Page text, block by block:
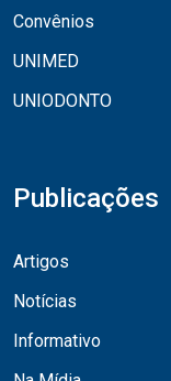
Convênios
UNIMED
UNIODONTO
Publicações
Artigos
Notícias
Informativo